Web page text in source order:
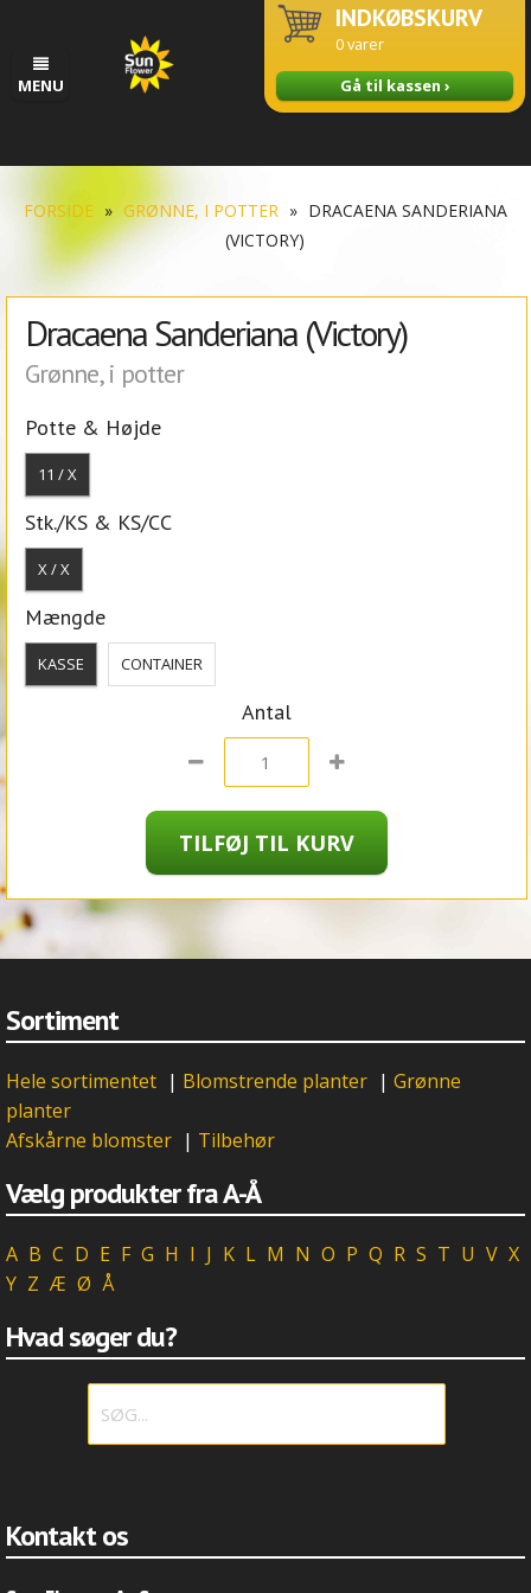
MENU
INDKØBSKURV
0varer
Gå til kassen ›
FORSIDE » GRØNNE, I POTTER » DRACAENA SANDERIANA
(VICTORY)
Dracaena Sanderiana (Victory)
Grønne, i potter
Potte & Højde
11 / X
Stk./KS & KS/CC
X / X
Mængde
KASSE CONTAINER
Antal
Sortiment
Hele sortimentet | Blomstrende planter | Grønne
planter
Afskårne blomster | Tilbehør
Vælg produkter fra A-Å
A B C D E F G H I J K L M N O P Q R S T U V X
Y Z Æ Ø Å
Hvad søger du?
Kontakt os